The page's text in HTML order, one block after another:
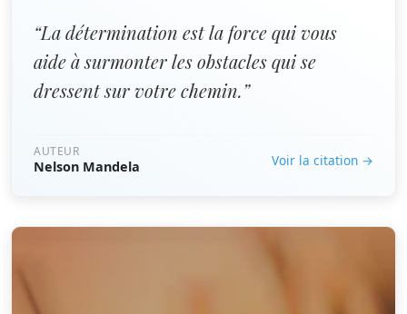
“La détermination est la force qui vous
aide à surmonter les obstacles qui se
dressent sur votre chemin.”
AUTEUR
Nelson Mandela Voir la citation →